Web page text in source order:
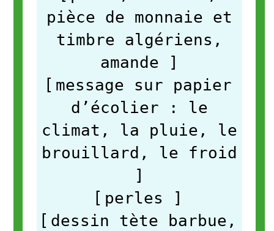
pièce de monnaie et
timbre algériens,
amande
]
[ message sur papier
d’écolier : le
climat, la pluie, le
brouillard, le froid
]
[ perles ]
[ dessin tète barbue,